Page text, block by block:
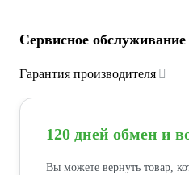
Сервисное обслуживание
Гарантия производителя
120 дней обмен и
Вы можете вернуть товар,